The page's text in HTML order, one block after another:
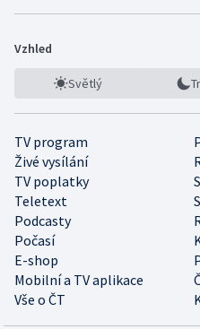
Vzhled
Světlý
TV program
Živé vysílání
TV poplatky
Teletext
Podcasty
Počasí
E-shop
Mobilní a TV aplikace
Vše o ČT